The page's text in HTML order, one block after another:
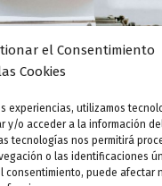
el Consentimiento
Cookies
experiencias, utilizamos
y/o acceder a la información
tecnologías nos permitirá
o las identificaciones
consentimiento, puede afectar
legendaria: el tío